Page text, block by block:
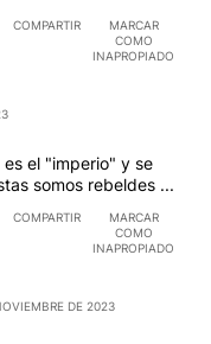
COMPARTIR
MARCAR
COMO
INAPROPIADO
es el "imperio" y se
somos rebeldes ...
COMPARTIR
MARCAR
COMO
INAPROPIADO
DE 2023